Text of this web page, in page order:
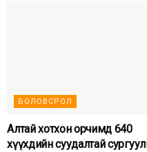
БОЛОВСРОЛ
Алтай хотхон орчимд 640
хүүхдийн суудалтай